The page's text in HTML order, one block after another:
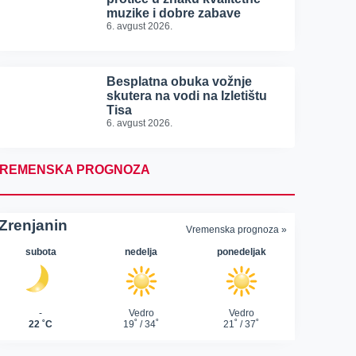
muzike i dobre zabave
6. avgust 2026.
Besplatna obuka vožnje
skutera na vodi na Izletištu
Tisa
6. avgust 2026.
PROGNOZA